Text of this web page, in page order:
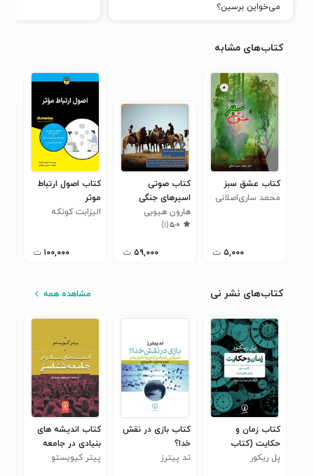
می‌خواین برسین؟
کتاب‌های مشابه
کتاب عشق سبز
محمد ساری‌اصلانی
۵,۰۰۰ ت
کتاب صوتی
اسیرهای جنگی
بومی آمریکا
هارون هیوبی
۵٫۰(۱)
۵۹,۰۰۰ ت
کتاب اصول ارتباط
موثر
الیزابت کونکه
۱۰۰,۰۰۰ ت
کتاب‌های نشر نی مشاهده همه
کتاب زمان و
حکایت (کتاب
سوم)
پل ریکور
کتاب بازی در نقش
خدا؟
تد پیترز
کتاب اندیشه های
بنیادی در جامعه
شناسی
پیتر کیویستو